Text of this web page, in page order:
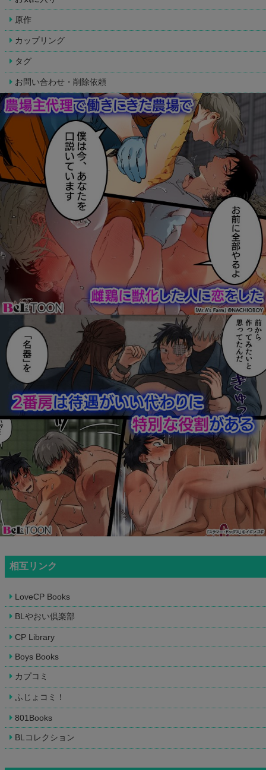
原作
カップリング
タグ
お問い合わせ・削除依頼
相互リンク
LoveCP Books
BLやおい倶楽部
CP Library
Boys Books
カプコミ
ふじょコミ！
801Books
BLコレクション